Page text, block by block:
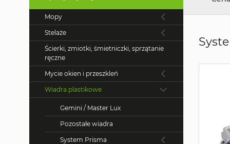
Mopy
Stelaże
Ścierki, zmiotki, śmietniczki, sprzątanie
ręczne
Mycie okien i przeszkleń
Wiadra plastikowe
Gemini / Master Lux
Pozostałe wiadra
System Prisma